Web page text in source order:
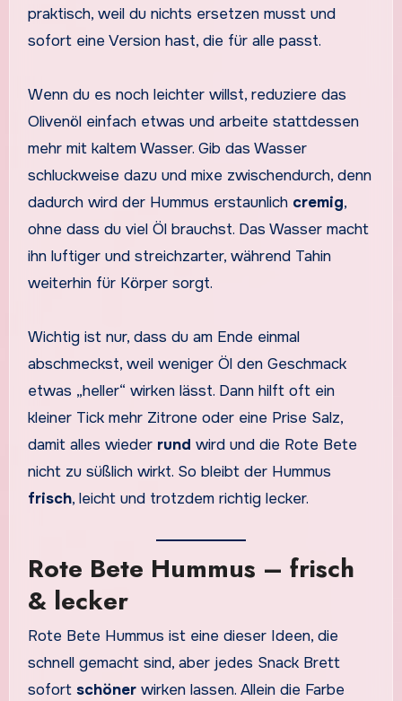
praktisch, weil du nichts ersetzen musst und
sofort eine Version hast, die für alle passt.
Wenn du es noch leichter willst, reduziere das
Olivenöl einfach etwas und arbeite stattdessen
mehr mit kaltem Wasser. Gib das Wasser
schluckweise dazu und mixe zwischendurch, denn
dadurch wird der Hummus erstaunlich cremig,
ohne dass du viel Öl brauchst. Das Wasser macht
ihn luftiger und streichzarter, während Tahin
weiterhin für Körper sorgt.
Wichtig ist nur, dass du am Ende einmal
abschmeckst, weil weniger Öl den Geschmack
etwas „heller“ wirken lässt. Dann hilft oft ein
kleiner Tick mehr Zitrone oder eine Prise Salz,
damit alles wieder rund wird und die Rote Bete
nicht zu süßlich wirkt. So bleibt der Hummus
frisch, leicht und trotzdem richtig lecker.
Rote Bete Hummus – frisch
& lecker
Rote Bete Hummus ist eine dieser Ideen, die
schnell gemacht sind, aber jedes Snack Brett
sofort schönerwirken lassen. Allein die Farbe